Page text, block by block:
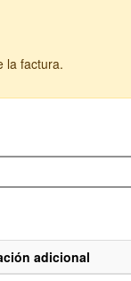
la factura.
adicional